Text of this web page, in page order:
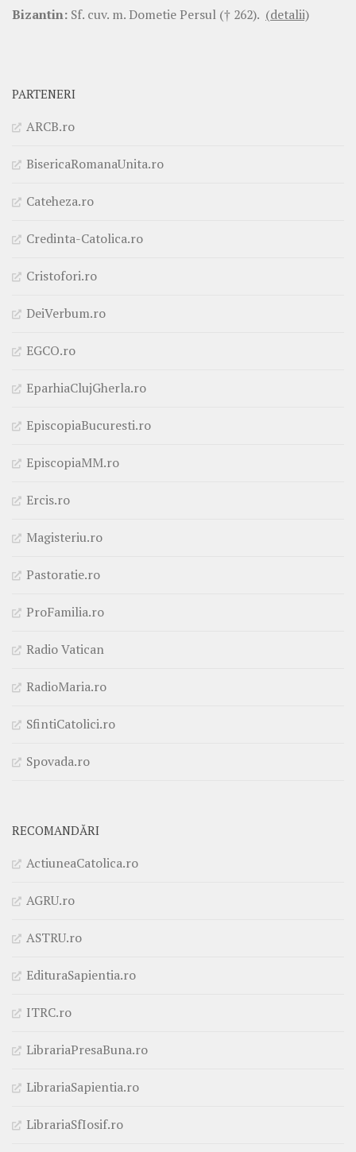
Bizantin: Sf. cuv. m. Dometie Persul († 262). (detalii)
PARTENERI
ARCB.ro
BisericaRomanaUnita.ro
Cateheza.ro
Credinta-Catolica.ro
Cristofori.ro
DeiVerbum.ro
EGCO.ro
EparhiaClujGherla.ro
EpiscopiaBucuresti.ro
EpiscopiaMM.ro
Ercis.ro
Magisteriu.ro
Pastoratie.ro
ProFamilia.ro
Radio Vatican
RadioMaria.ro
SfintiCatolici.ro
Spovada.ro
RECOMANDĂRI
ActiuneaCatolica.ro
AGRU.ro
ASTRU.ro
EdituraSapientia.ro
ITRC.ro
LibrariaPresaBuna.ro
LibrariaSapientia.ro
LibrariaSfIosif.ro